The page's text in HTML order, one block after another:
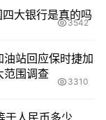
大银行是真的吗
3542
站回应保时捷加
范围调查
3310
于人民币多少